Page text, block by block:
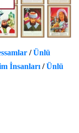
/Ünlü
İnsanları /Ünlü